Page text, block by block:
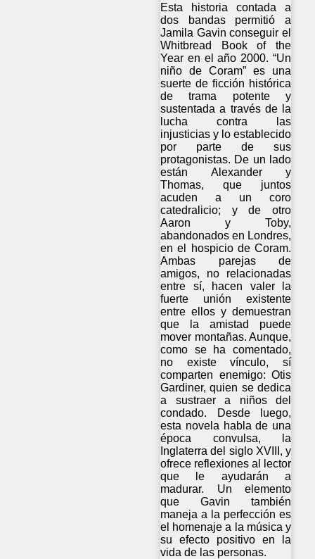
Esta historia contada a
dos bandas permitió a
Jamila Gavin conseguir el
Whitbread Book of the
Year en el año 2000. “Un
niño de Coram” es una
suerte de ficción histórica
de trama potente y
sustentada a través de la
lucha contra las
injusticias y lo establecido
por parte de sus
protagonistas. De un lado
están Alexander y
Thomas, que juntos
acuden a un coro
catedralicio; y de otro
Aaron y Toby,
abandonados en Londres,
en el hospicio de Coram.
Ambas parejas de
amigos, no relacionadas
entre sí, hacen valer la
fuerte unión existente
entre ellos y demuestran
que la amistad puede
mover montañas. Aunque,
como se ha comentado,
no existe vínculo, sí
comparten enemigo: Otis
Gardiner, quien se dedica
a sustraer a niños del
condado. Desde luego,
esta novela habla de una
época convulsa, la
Inglaterra del siglo XVIII, y
ofrece reflexiones al lector
que le ayudarán a
madurar. Un elemento
que Gavin también
maneja a la perfección es
el homenaje a la música y
su efecto positivo en la
vida de las personas.